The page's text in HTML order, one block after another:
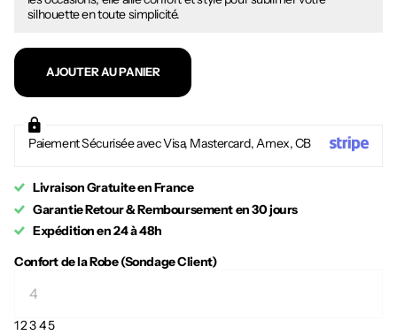
silhouette en toute simplicité.
AJOUTER AU PANIER
Paiement Sécurisée avec Visa, Mastercard, Amex, CB
Livraison Gratuite en France
Garantie Retour & Remboursement en 30 jours
Expédition en 24 à 48h
Confort de la Robe (Sondage Client)
12345